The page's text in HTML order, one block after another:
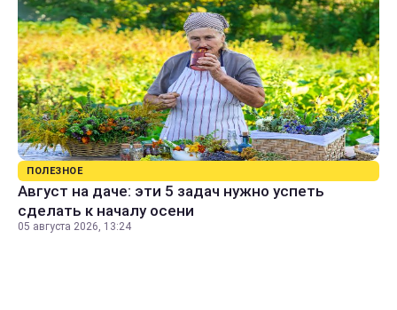
ПОЛЕЗНОЕ
Август на даче: эти 5 задач нужно успеть
сделать к началу осени
05 августа 2026, 13:24